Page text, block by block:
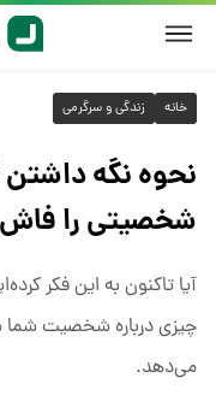
خانه زندگی و سرگرمی
نحوه نگه
شخصیتی را
آیا تاکنون به این فکر
چیزی درباره شخصیت شما
می‌دهد.